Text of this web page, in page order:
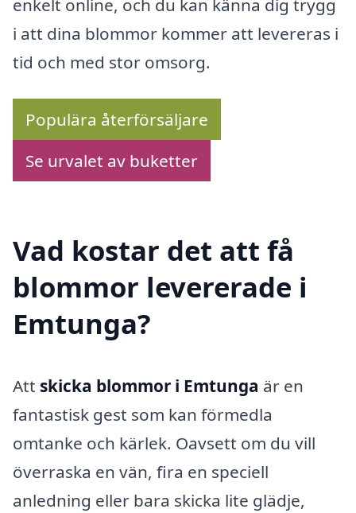
enkelt online, och du kan känna dig trygg
i att dina blommor kommer att levereras i
tid och med stor omsorg.
Populära återförsäljare
Se urvalet av buketter
Vad kostar det att få
blommor levererade i
Emtunga?
Att skicka blommor i Emtunga är en
fantastisk gest som kan förmedla
omtanke och kärlek. Oavsett om du vill
överraska en vän, fira en speciell
anledning eller bara skicka lite glädje,